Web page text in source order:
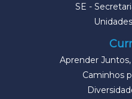
SE -
Aprender
Caminhos